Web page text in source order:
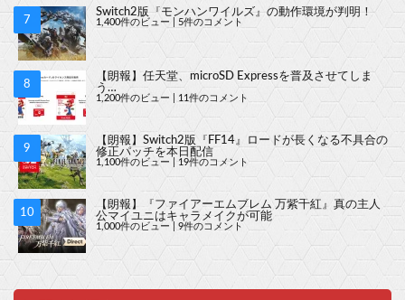
Switch2版『モンハンワイルズ』の動作環境が判明！
1,400件のビュー 5件のコメント
【朗報】任天堂、microSD Expressを普及させてしま
う…
1,200件のビュー 11件のコメント
【朗報】Switch2版『FF14』ロードが長くなる不具合の
修正パッチを本日配信
1,100件のビュー 19件のコメント
【朗報】『ファイアーエムブレム 万紫千紅』真の主人
公マイユニはキャラメイクが可能
1,000件のビュー 9件のコメント